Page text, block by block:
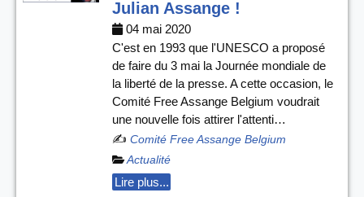
Julian Assange !
04 mai 2020
C'est en 1993 que l'UNESCO a proposé
de faire du 3 mai la Journée mondiale de
la liberté de la presse. A cette occasion, le
Comité Free Assange Belgium voudrait
une nouvelle fois attirer l'attenti…
✍️ Comité Free Assange Belgium
Actualité
Lire plus...